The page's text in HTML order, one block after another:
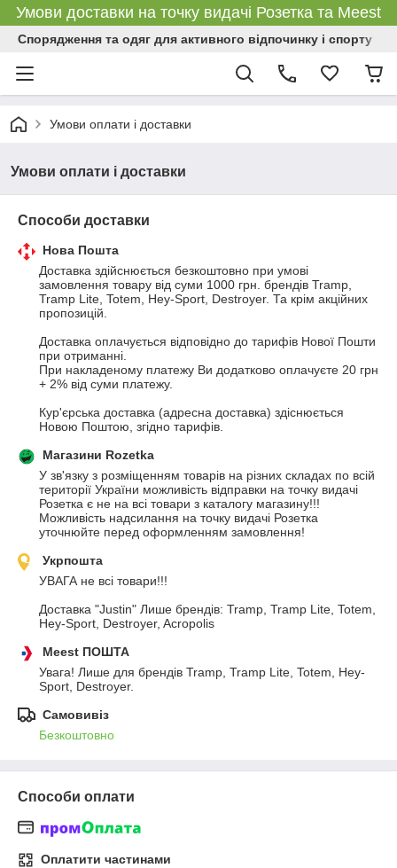
Умови доставки на точку видачі Розетка та Meest
Спорядження та одяг для активного відпочинку і спорту
Умови оплати і доставки
Умови оплати і доставки
Способи доставки
Нова Пошта
Доставка здійснюється безкоштовно при умові
замовлення товару від суми 1000 грн. брендів Tramp,
Tramp Lite, Totem, Hey-Sport, Destroyer. Та крім акційних
пропозицій.
Доставка оплачується відповідно до тарифів Нової Пошти
при отриманні.
При накладеному платежу Ви додатково оплачуєте 20 грн
+ 2% від суми платежу.
Кур'єрська доставка (адресна доставка) здіснюється
Новою Поштою, згідно тарифів.
Магазини Rozetka
У зв'язку з розміщенням товарів на різних складах по всій
території України можливість відправки на точку видачі
Розетка є не на всі товари з каталогу магазину!!!
Можливість надсилання на точку видачі Розетка
уточнюйте перед оформленням замовлення!
Укрпошта
УВАГА не всі товари!!!
Доставка "Justin" Лише брендів: Tramp, Tramp Lite, Totem,
Hey-Sport, Destroyer, Acropolis
Meest ПОШТА
Увага! Лише для брендів Tramp, Tramp Lite, Totem, Hey-
Sport, Destroyer.
Самовивіз
Безкоштовно
Способи оплати
Оплатити частинами